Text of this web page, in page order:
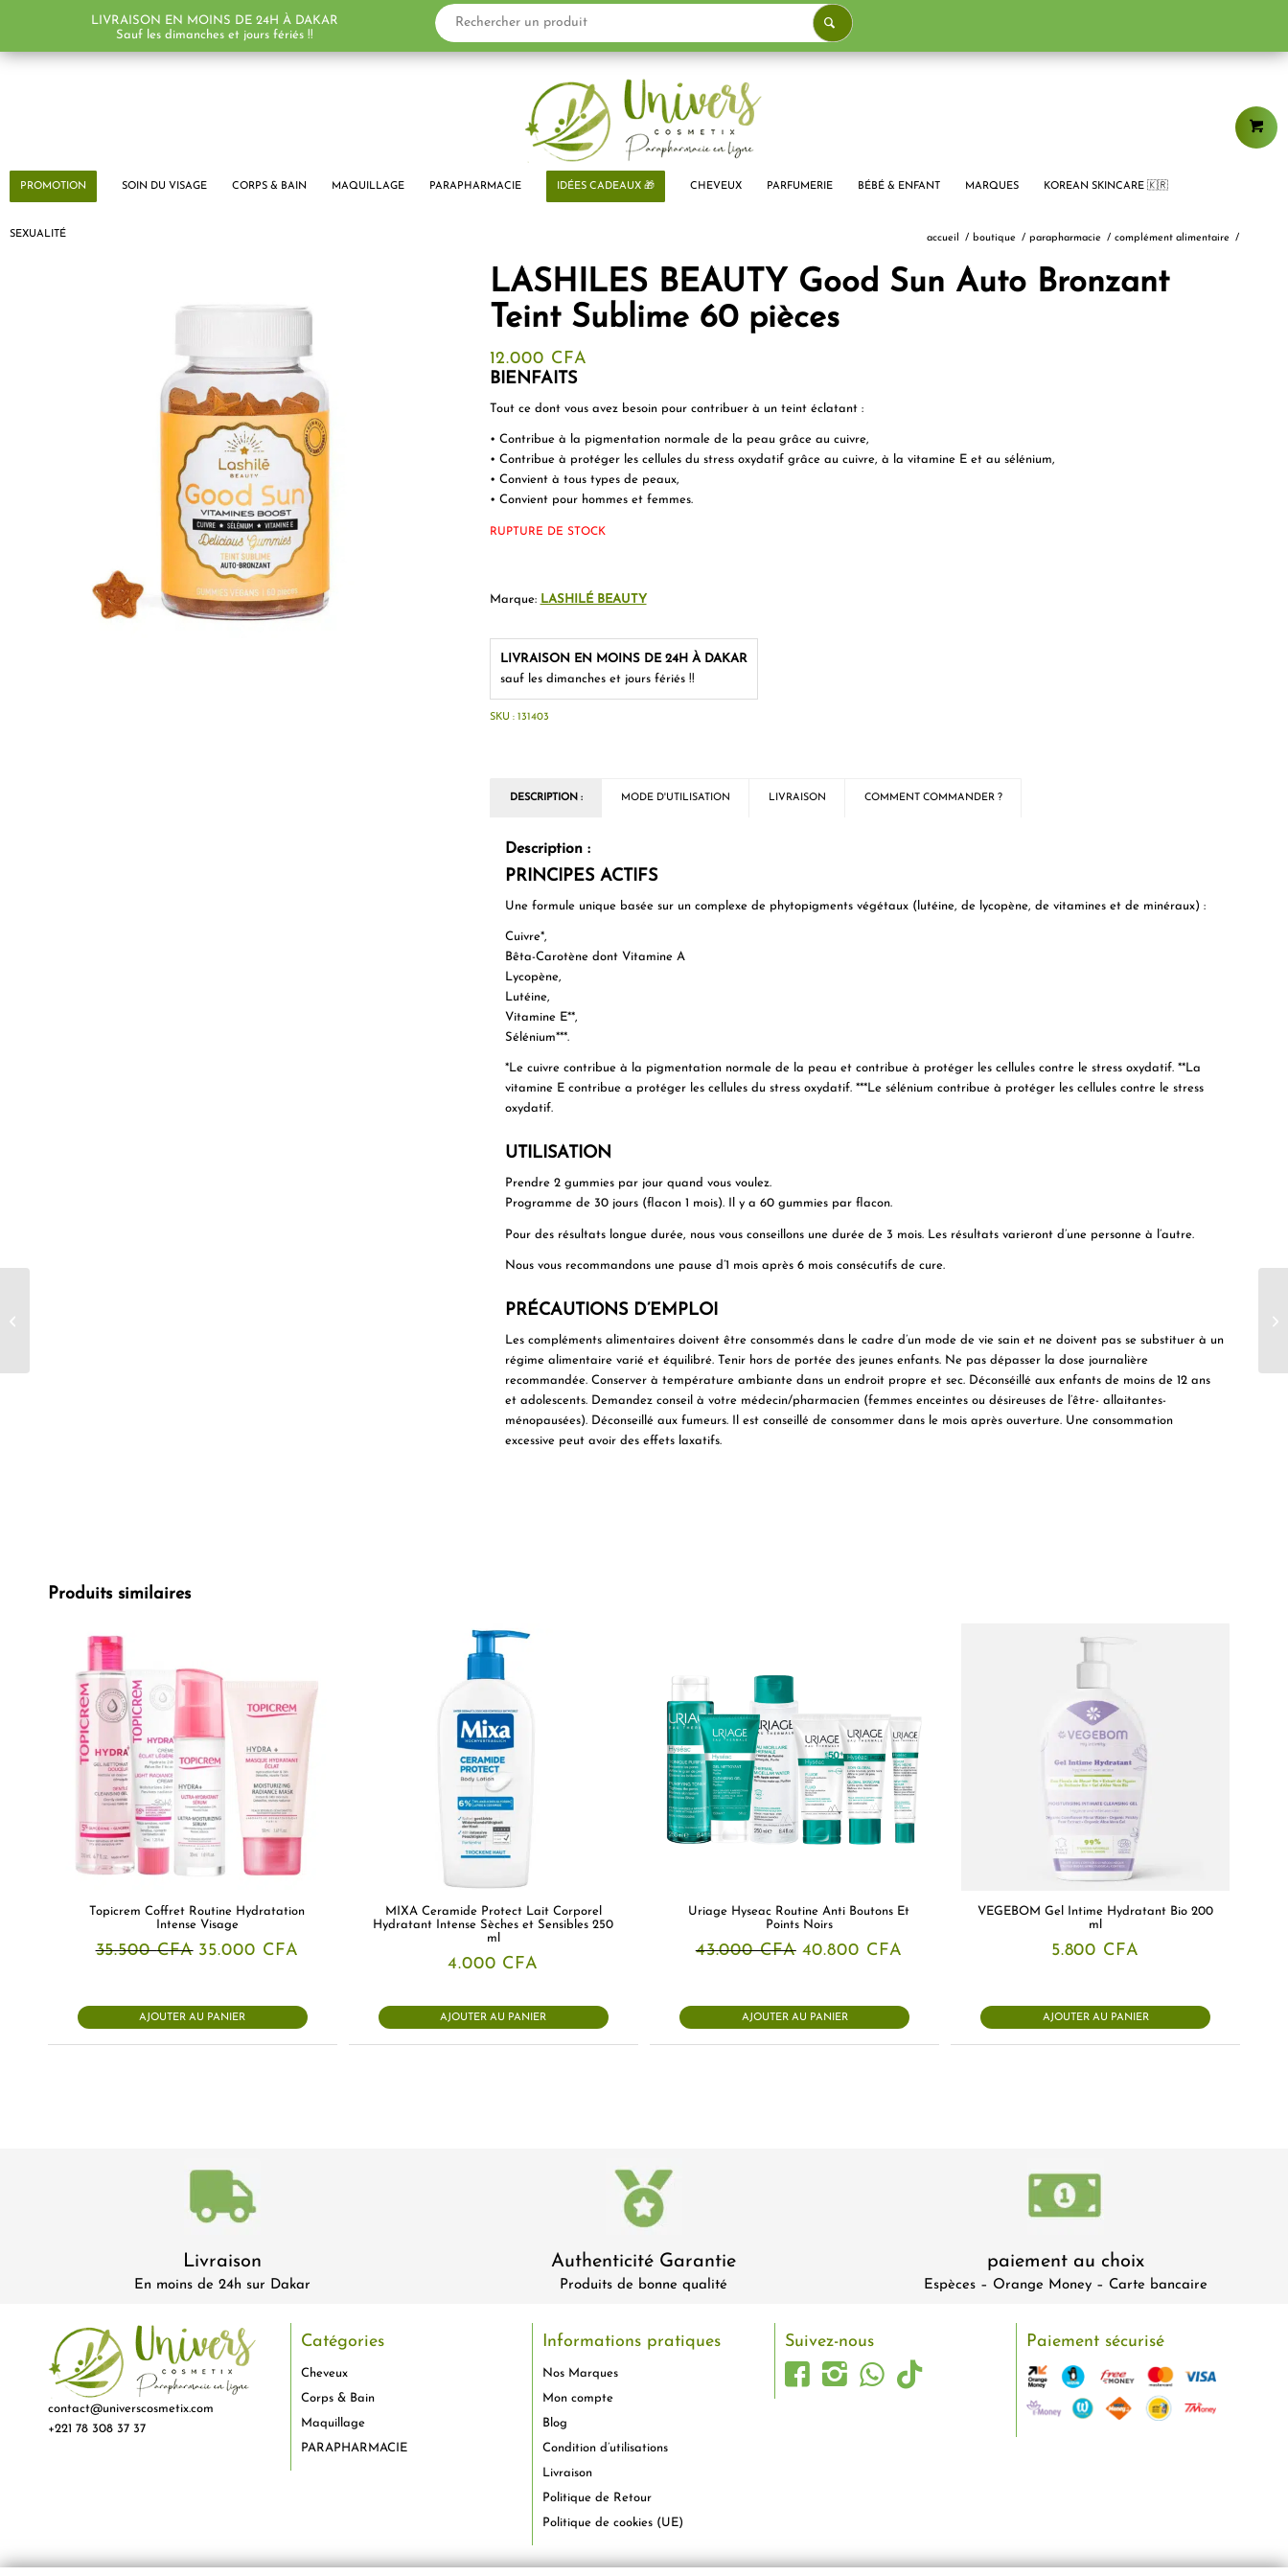
PROMOTION SOIN DU VISAGE CORPS & BAIN MAQUILLAGE PARAPHARMACIE IDÉES CADEAUX 🎁 CHEVEUX PARFUMERIE BÉBÉ & ENFANT MARQUES KOREAN SKINCARE 🇰🇷
SEXUALITÉ accueil / boutique / parapharmacie / complément alimentaire /
LASHILES BEAUTY Good Sun Auto Bronzant
Teint Sublime 60 pièces
12.000 CFA
BIENFAITS
Tout ce dont vous avez besoin pour contribuer à un teint éclatant :
• Contribue à la pigmentation normale de la peau grâce au cuivre,
• Contribue à protéger les cellules du stress oxydatif grâce au cuivre, à la vitamine E et au sélénium,
• Convient à tous types de peaux,
• Convient pour hommes et femmes.
RUPTURE DE STOCK
Marque: LASHILÉ BEAUTY
LIVRAISON EN MOINS DE 24H À DAKAR
sauf les dimanches et jours fériés !!
SKU : 131403
DESCRIPTION : MODE D'UTILISATION LIVRAISON COMMENT COMMANDER ?
Description :
PRINCIPES ACTIFS
Une formule unique basée sur un complexe de phytopigments végétaux (lutéine, de lycopène, de vitamines et de minéraux) :
Cuivre*,
Bêta-Carotène dont Vitamine A
Lycopène,
Lutéine,
Vitamine E**,
Sélénium***.
*Le cuivre contribue à la pigmentation normale de la peau et contribue à protéger les cellules contre le stress oxydatif. **La
vitamine E contribue a protéger les cellules du stress oxydatif. ***Le sélénium contribue à protéger les cellules contre le stress
oxydatif.
UTILISATION
Prendre 2 gummies par jour quand vous voulez.
Programme de 30 jours (flacon 1 mois). Il y a 60 gummies par flacon.
Pour des résultats longue durée, nous vous conseillons une durée de 3 mois. Les résultats varieront d’une personne à l’autre.
Nous vous recommandons une pause d’1 mois après 6 mois consécutifs de cure.
PRÉCAUTIONS D’EMPLOI
Les compléments alimentaires doivent être consommés dans le cadre d’un mode de vie sain et ne doivent pas se substituer à un
régime alimentaire varié et équilibré. Tenir hors de portée des jeunes enfants. Ne pas dépasser la dose journalière
recommandée. Conserver à température ambiante dans un endroit propre et sec. Déconséillé aux enfants de moins de 12 ans
et adolescents. Demandez conseil à votre médecin/pharmacien (femmes enceintes ou désireuses de l’être- allaitantes-
ménopausées). Déconseillé aux fumeurs. Il est conseillé de consommer dans le mois après ouverture. Une consommation
excessive peut avoir des effets laxatifs.
Produits similaires
Topicrem Coffret Routine Hydratation
Intense Visage
35.500CFA Le
35.500 CFA.
35.000 CFA
35.000 CFA.
AJOUTER AU PANIER
MIXA Ceramide Protect Lait Corporel
Hydratant Intense Sèches et Sensibles 250
ml
4.000 CFA
AJOUTER AU PANIER
Uriage Hyseac Routine Anti Boutons Et
Points Noirs
43.000CFA Le
43.000 CFA.
40.800 CFA
40.800 CFA.
AJOUTER AU PANIER
VEGEBOM Gel Intime Hydratant Bio 200
ml
5.800 CFA
AJOUTER AU PANIER
LIVRAISON EN MOINS DE 24H À DAKAR
Sauf les dimanches et jours fériés !!
Livraison
En moins de 24h sur Dakar
Authenticité Garantie
Produits de bonne qualité
paiement au choix
Espèces – Orange Money – Carte bancaire
contact@universcosmetix.com
+221 78 308 37 37
Catégories
Cheveux
Corps & Bain
Maquillage
PARAPHARMACIE
Informations pratiques
Nos Marques
Mon compte
Blog
Condition d’utilisations
Livraison
Politique de Retour
Politique de cookies (UE)
Suivez-nous Paiement sécurisé